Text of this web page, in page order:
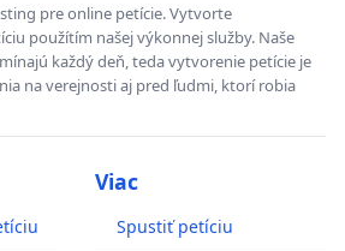
pre online petície. Vytvorte
použítím našej výkonnej služby. Naše
každý deň, teda vytvorenie petície je
na verejnosti aj pred ľudmi, ktorí robia
Viac
Spustiť petíciu